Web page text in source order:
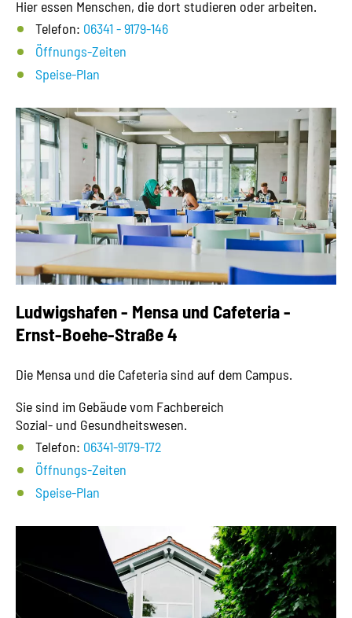
Hier essen Menschen, die dort studieren oder arbeiten.
Telefon: 06341 - 9179-146
Öffnungs-Zeiten
Speise-Plan
Ludwigshafen - Mensa und Cafeteria -
Ernst-Boehe-Straße 4
Die Mensa und die Cafeteria sind auf dem Campus.
Sie sind im Gebäude vom Fachbereich
Sozial- und Gesundheitswesen.
Telefon: 06341-9179-172
Öffnungs-Zeiten
Speise-Plan